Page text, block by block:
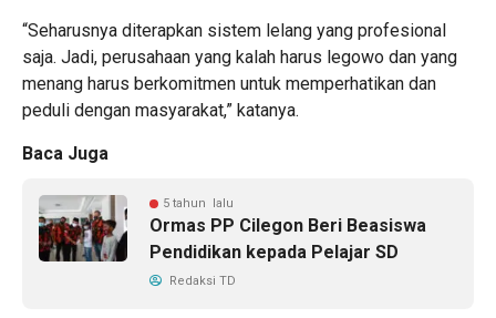
“Seharusnya diterapkan sistem lelang yang profesional
saja. Jadi, perusahaan yang kalah harus legowo dan yang
menang harus berkomitmen untuk memperhatikan dan
peduli dengan masyarakat,” katanya.
Baca Juga
5 tahun lalu
Ormas PP Cilegon Beri Beasiswa
Pendidikan kepada Pelajar SD
Redaksi TD